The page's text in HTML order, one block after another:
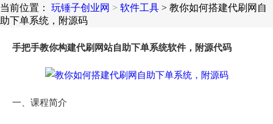
当前位置： 玩锤子创业网 > 软件工具 > 教你如何搭建代刷网自
助下单系统，附源码
手把手教你构建代刷网站自助下单系统软件，附源代码
一、课程简介